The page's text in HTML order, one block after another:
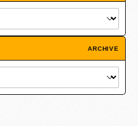
ARCHIVE